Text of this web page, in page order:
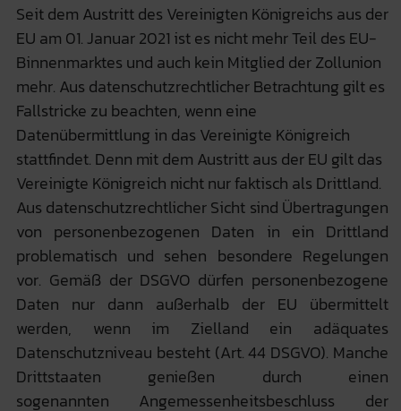
Seit dem Austritt des Vereinigten Königreichs aus der
EU am 01. Januar 2021 ist es nicht mehr Teil des EU-
Binnenmarktes und auch kein Mitglied der Zollunion
mehr. Aus datenschutzrechtlicher Betrachtung gilt es
Fallstricke zu beachten, wenn eine
Datenübermittlung in das Vereinigte Königreich
stattfindet. Denn mit dem Austritt aus der EU gilt das
Vereinigte Königreich nicht nur faktisch als Drittland.
Aus datenschutzrechtlicher Sicht sind Übertragungen
von personenbezogenen Daten in ein Drittland
problematisch und sehen besondere Regelungen
vor. Gemäß der DSGVO dürfen personenbezogene
Daten nur dann außerhalb der EU übermittelt
werden, wenn im Zielland ein adäquates
Datenschutzniveau besteht (Art. 44 DSGVO). Manche
Drittstaaten genießen durch einen
sogenannten Angemessenheitsbeschluss der